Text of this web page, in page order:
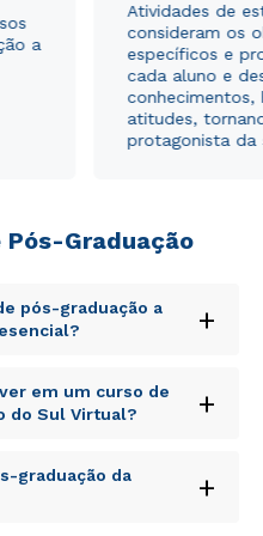
a
Atividades de
consideram os
específicos e
cada aluno e
conhecimentos,
atitudes,
protagonista da
Graduação
pós-graduação a
+
iste natus error sit
laudantium,
quae ab illo inventore
voluptatem quia
aut fugit, sed quia
em um curso de
do Sul Virtual?
+
iste natus error sit
laudantium,
graduação da
+